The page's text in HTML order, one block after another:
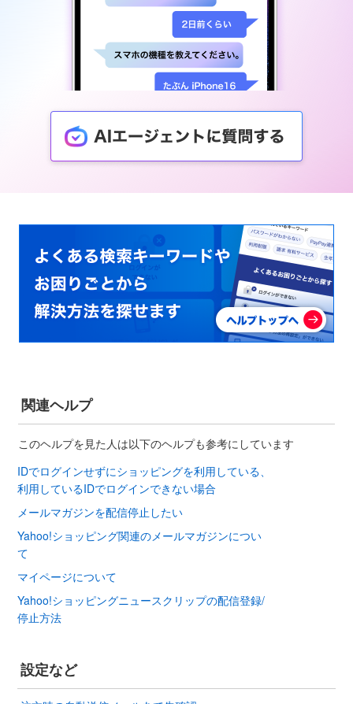
関連ヘルプ
このヘルプを見た人は以下のヘルプも参考にしています
IDでログインせずにショッピングを利用している、
利用しているIDでログインできない場合
メールマガジンを配信停止したい
Yahoo!ショッピング関連のメールマガジンについ
て
マイページについて
Yahoo!ショッピングニュースクリップの配信登録/
停止方法
設定など